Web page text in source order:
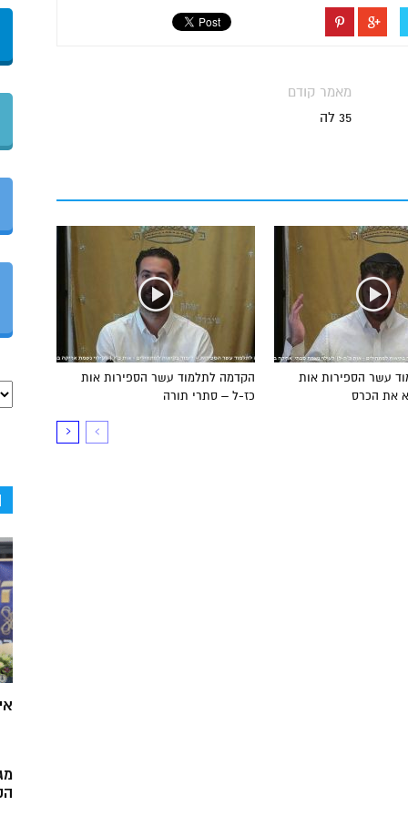
מאמר קודם
35 לה
הקדמה לתלמוד עשר הספירות אות
כז-ל – סתרי תורה
עשר הספירות אות
את הכרס